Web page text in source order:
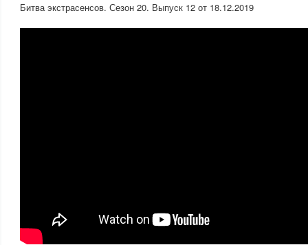
Битва экстрасенсов. Сезон 20. Выпуск 12 от 18.12.2019